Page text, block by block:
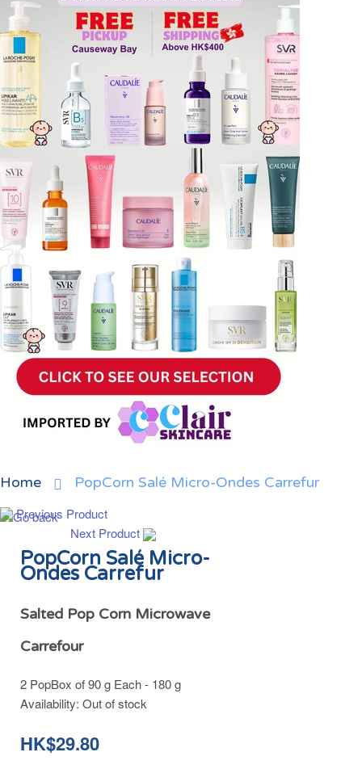
Home PopCorn Salé Micro-Ondes Carrefur
Previous Product
Next Product
PopCorn Salé Micro-
Ondes Carrefur
Salted Pop Corn Microwave
Carrefour
2 PopBox of 90 g Each - 180 g
Availability: Out of stock
HK$29.80